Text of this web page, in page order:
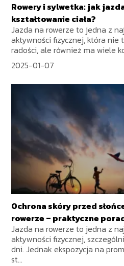
Rowery i sylwetka: jak
kształtowanie ciała?
Jazda na rowerze to jedna z
aktywności fizycznej, która nie
radości, ale również ma wiele
2025-01-07
Ochrona skóry przed
rowerze – praktyczne
Jazda na rowerze to jedna z
aktywności fizycznej,
dni. Jednak ekspozycja na
st...